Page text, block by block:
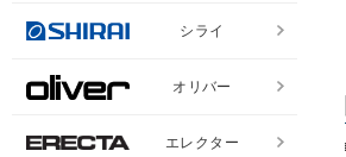
シライ
オリバー
エレクター